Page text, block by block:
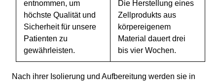
entnommen, um
höchste Qualität und
Sicherheit für unsere
Patienten zu
gewährleisten.
Die Herstellung eines
Zellprodukts aus
körpereigenem
Material dauert drei
bis vier Wochen.
Nach ihrer Isolierung und Aufbereitung werden sie in